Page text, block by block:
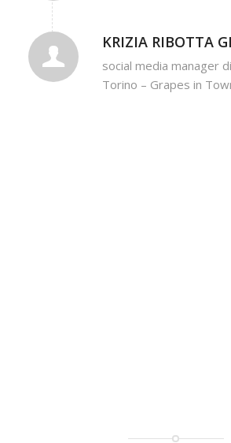
KRIZIA RIBOTTA
social media manager
Torino – Grapes in